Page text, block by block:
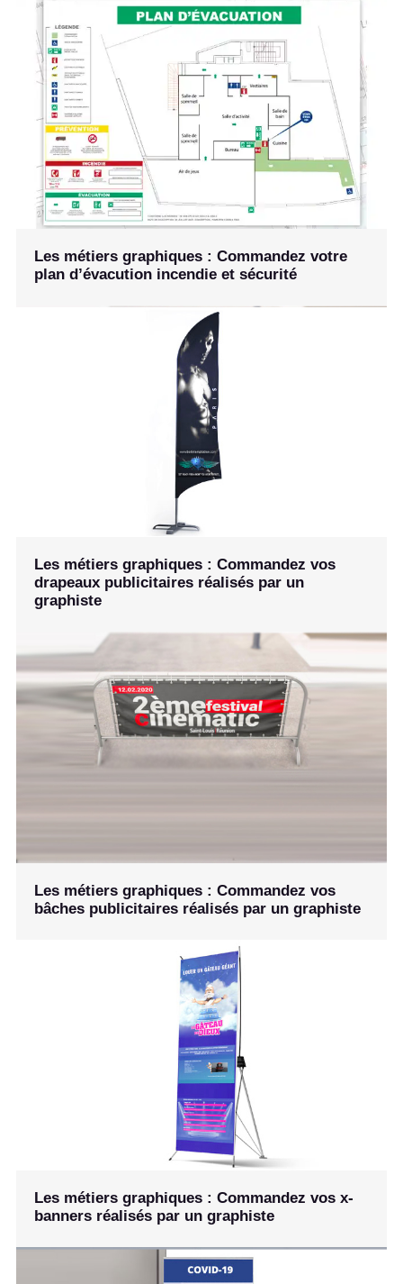
Les métiers graphiques : Commandez votre
plan d’évacution incendie et sécurité
Les métiers graphiques : Commandez vos
drapeaux publicitaires réalisés par un
graphiste
Les métiers graphiques : Commandez vos
bâches publicitaires réalisés par un graphiste
Les métiers graphiques : Commandez vos x-
banners réalisés par un graphiste